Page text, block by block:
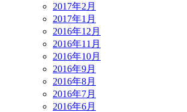
2017年2月
2017年1月
2016年12月
2016年11月
2016年10月
2016年9月
2016年8月
2016年7月
2016年6月